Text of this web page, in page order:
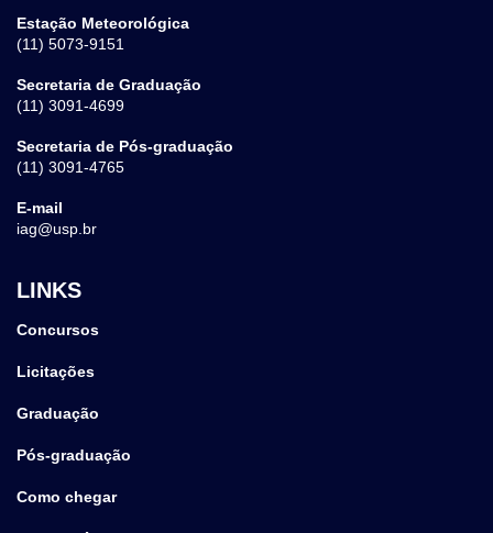
Estação Meteorológica
(11) 5073-9151
Secretaria de Graduação
(11) 3091-4699
Secretaria de Pós-graduação
(11) 3091-4765
E-mail
iag@usp.br
LINKS
Concursos
Licitações
Graduação
Pós-graduação
Como chegar